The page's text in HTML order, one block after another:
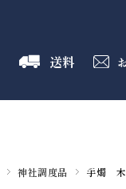
送料
神社調度品 手燭 木